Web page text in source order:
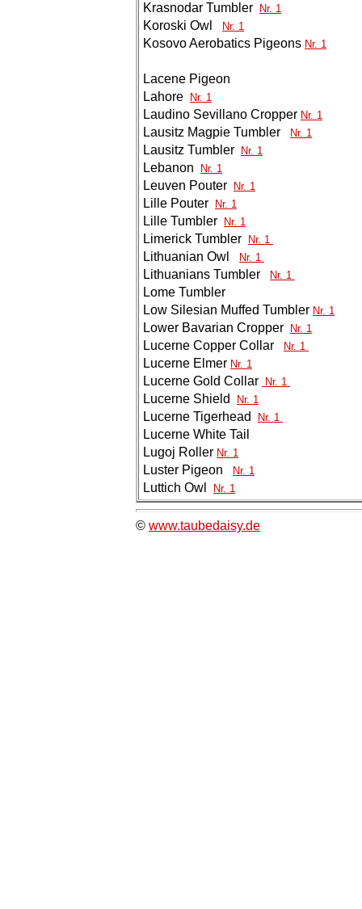
Krasnodar Tumbler
Nr. 1
Koroski Owl Nr. 1
Kosovo Aerobatics Pigeons Nr. 1
Lacene Pigeon
Lahore
Nr. 1
Laudino Sevillano Cropper Nr. 1
Lausitz Magpie Tumbler Nr. 1
Lausitz Tumbler Nr. 1
Lebanon Nr. 1
Leuven Pouter Nr. 1
Lille Pouter Nr. 1
Lille Tumbler Nr. 1
Limerick Tumbler Nr. 1
Lithuanian Owl Nr. 1
Lithuanians Tumbler Nr. 1
Lome Tumbler
Low Silesian Muffed Tumbler Nr. 1
Lower Bavarian Cropper Nr. 1
Lucerne Copper Collar Nr. 1
Lucerne Elmer Nr. 1
Lucerne Gold Collar Nr. 1
Lucerne Shield Nr. 1
Lucerne Tigerhead Nr. 1
Lucerne White Tail
Lugoj Roller Nr. 1
Luster Pigeon Nr. 1
Luttich Owl Nr. 1
© www.taubedaisy.de